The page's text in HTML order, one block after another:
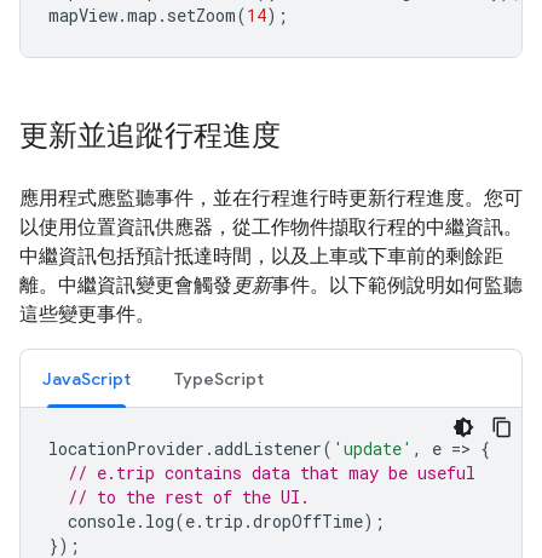
mapView.map . setZoom(14);
更新並追蹤行程進度
應用程式應監聽事件，並在行程進行時更新行程進度。您可
以使用位置資訊供應器，從工作物件擷取行程的中繼資訊。
中繼資訊包括預計抵達時間，以及上車或下車前的剩餘距
離。中繼資訊變更會觸發 更新事件。以下範例說明如何監聽
這些變更事件。
JavaScript TypeScript
locationProvider .addListener( 'update' , e => {
// e.trip contains data that may be useful
// to the rest of the UI.
console. log(e. trip .dropOffTime);
});